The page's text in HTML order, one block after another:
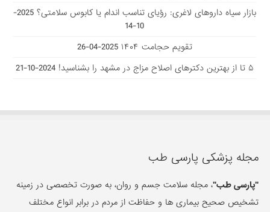
بازار سیاه داروهای لاغری: رؤیای تناسب اندام یا کابوس سلامتی؟
2025-
10-14
تقویم حجامت ۱۴۰۴
2025-04-26
۵ تا از بهترین دکتر‌های اصلاح مزاج در مشهد را بشناسید!
2024-10-21
مجله پزشکی پارسی طب
"پارسی طب"، مجله سلامت جسم و روان، به صورت تخصصی در زمینه
تشخیص صحیح بیماری ها و حفاظت از مردم در برابر انواع مختلف